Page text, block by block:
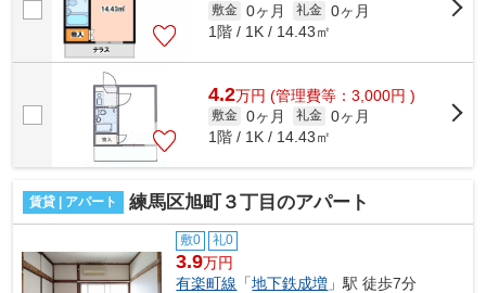
敷金 0ヶ月 礼金 0ヶ月
1階 / 1K / 14.43㎡
4.2万円 (管理費等：3,000円 )
敷金 0ヶ月 礼金 0ヶ月
1階 / 1K / 14.43㎡
賃貸 | アパート 練馬区旭町３丁目のアパート
敷0 礼0
3.9万円
有楽町線 「地下鉄成増 」駅 徒歩7分